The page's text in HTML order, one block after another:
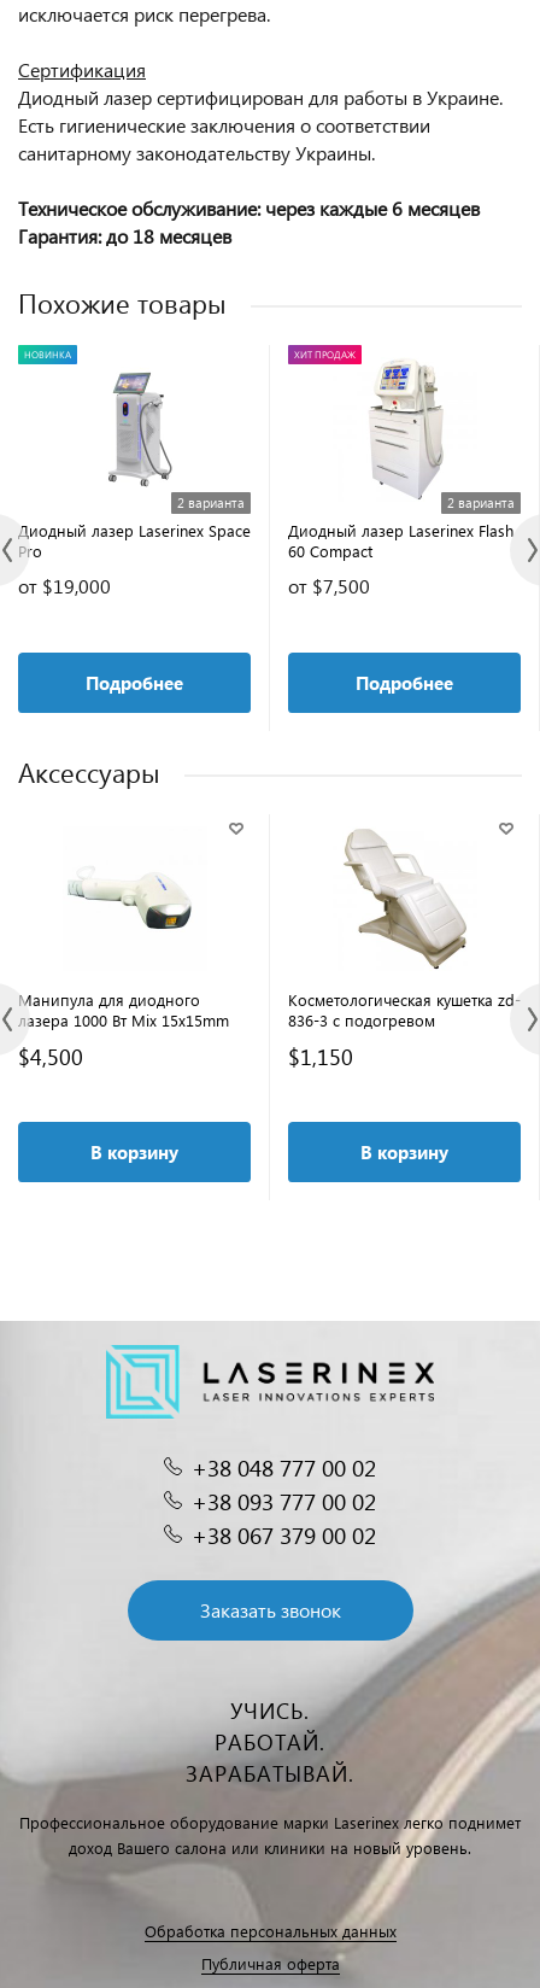
исключается риск перегрева.
Сертификация
Диодный лазер сертифицирован для работы в Украине.
Есть гигиенические заключения о соответствии
санитарному законодательству Украины.
Техническоеобслуживание: через каждые 6 месяцев
Гарантия: до 18 месяцев
Похожие товары
НОВИНКА
2 варианта
Диодный лазер Laserinex Space
Pro
от $19,000
Подробнее
ХИТ ПРОДАЖ
2 варианта
Диодный лазер Laserinex Flash
60 Compact
от $7,500
Подробнее
Аксессуары
Манипула для диодного
лазера 1000 Вт Mix 15x15mm
$4,500
В корзину
Косметологическая кушетка zd-
836-3 с подогревом
$1,150
В корзину
+38 048 777 00 02
+38 093 777 00 02
+38 067 379 00 02
Заказать звонок
УЧИСЬ.
РАБОТАЙ.
ЗАРАБАТЫВАЙ.
Профессиональное оборудование марки Laserinex легко поднимет
доход Вашего салона или клиники на новый уровень.
Обработка персональных данных
Публичная оферта